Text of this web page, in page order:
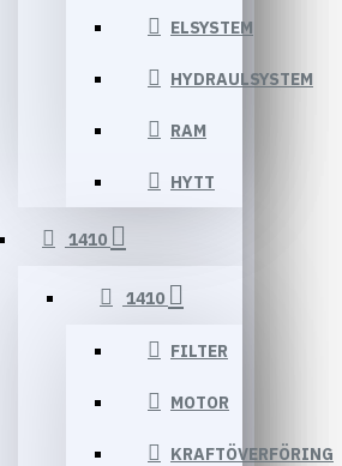
ELSYSTEM
HYDRAULSYSTEM
RAM
HYTT
1410
1410
FILTER
MOTOR
KRAFTÖVERFÖRING